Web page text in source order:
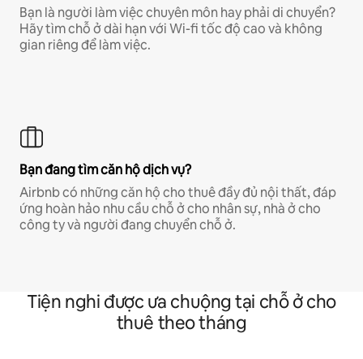
Bạn là người làm việc chuyên môn hay phải di chuyển?
Hãy tìm chỗ ở dài hạn với Wi-fi tốc độ cao và không
gian riêng để làm việc.
Bạn đang tìm căn hộ dịch vụ?
Airbnb có những căn hộ cho thuê đầy đủ nội thất, đáp
ứng hoàn hảo nhu cầu chỗ ở cho nhân sự, nhà ở cho
công ty và người đang chuyển chỗ ở.
Tiện nghi được ưa chuộng tại chỗ ở cho
thuê theo tháng